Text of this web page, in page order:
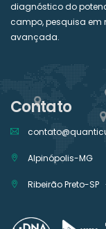
diagnóstico do
campo, pesquisa em
avançada.
Contato
Alpinópolis-
Ribeirão Preto-